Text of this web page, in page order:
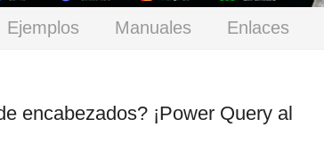
Ejemplos Manuales Enlaces
encabezados? ¡Power Query al